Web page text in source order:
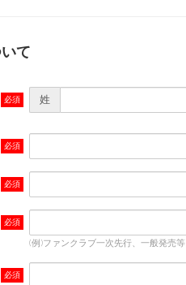
て
姓
(例)ファンクラブ一次先行、一般発売等